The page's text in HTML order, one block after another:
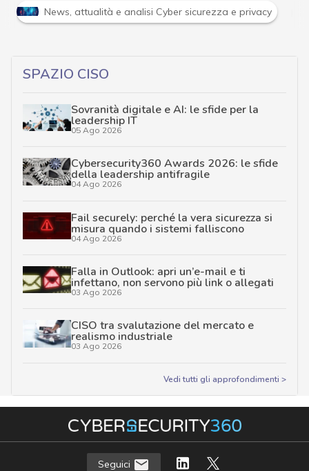
e analisi Cyber sicurezza e privacy R Ransomware
SPAZIO CISO
Sovranità digitale e AI: le sfide per la
leadership IT
05 Ago 2026
Cybersecurity360 Awards 2026: le sfide
della leadership antifragile
04 Ago 2026
Fail securely: perché la vera sicurezza si
misura quando i sistemi falliscono
04 Ago 2026
Falla in Outlook: apri un’e-mail e ti
infettano, non servono più link o allegati
03 Ago 2026
CISO tra svalutazione del mercato e
realismo industriale
03 Ago 2026
Vedi tutti gli approfondimenti >
Seguici